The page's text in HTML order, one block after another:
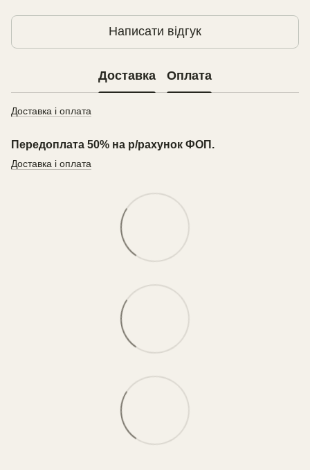
Написати відгук
Доставка Оплата
Доставка і оплата
Передоплата 50% на р/рахунок ФОП.
Доставка і оплата